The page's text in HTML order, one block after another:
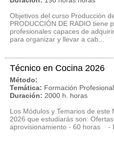
Objetivos del curso Producción
PRODUCCIÓN DE RADIO tiene
profesionales capaces de
para organizar y llevar a cab...
Técnico en Cocina 2026
Método:
Temática: Formación
Duración: 2000 h. horas
Los Módulos y Temarios de este
2026 que estudiarás son:
aprovisionamiento - 60 horas -